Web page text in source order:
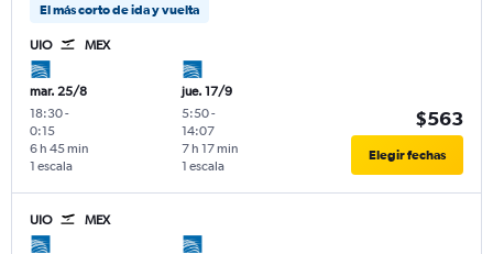
El más corto de ida y vuelta
UIO MEX
mar. 25/8
18:30-
0:15
1 escala
6 h 45 min
jue. 17/9
5:50-
14:07
1 escala
7 h 17 min
$563
Elegir fechas
UIO MEX